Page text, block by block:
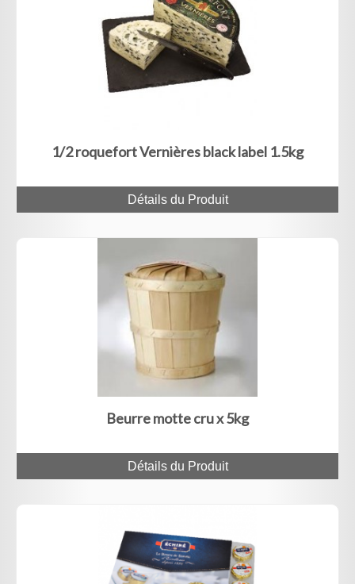
1/2 roquefort Vernières black label 1.5kg
Détails du Produit
Beurre motte cru x 5kg
Détails du Produit